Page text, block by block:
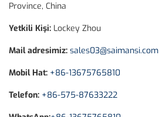
Province, China
Yetkili Kişi: Lockey Zhou
Mail adresimiz: sales03@saimansi.com
Mobil Hat: +86-13675765810
Telefon: +86-575-87633222